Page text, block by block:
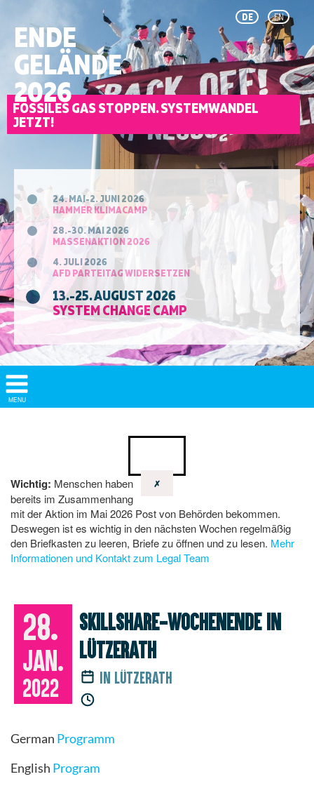
DE EN
ENDE
GELÄNDE
2026
FOSSILES GAS STOPPEN. SYSTEMWANDEL
JETZT!
24. MAI-2. JUNI 2026
HAMMER KLIMACAMP
28.-30. MAI 2026
MASSENAKTION 2026
4. JULI 2026
AFD PARTEITAG WIDERSETZEN
13.-25. AUGUST 2026
SYSTEM CHANGE CAMP
Show/
Hide
MENU
28.
Jan.
2022
Skillshare-Wochenende in
Lützerath
in Lützerath
German Programm
English Program
✗
Wichtig: Menschen haben
bereits im Zusammenhang
mit der Aktion im Mai 2026 Post von Behörden bekommen.
Deswegen ist es wichtig in den nächsten Wochen regelmäßig
den Briefkasten zu leeren, Briefe zu öffnen und zu lesen. Mehr
Informationen und Kontakt zum Legal Team